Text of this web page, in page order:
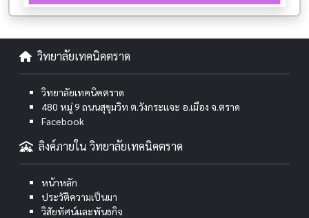
วิทยาลัยเทคนิคตราด
วิทยาลัยเทคนิคตราด
480 หมู่ 9 ถนนสุขุมวิท ต.วังกระแจะ อ.เมือง จ.ตราด
Facebook
ลิงค์ภายใน วิทยาลัยเทคนิคตราด
หน้าหลัก
ประวัติความเป็นมา
วิสัยทัศน์และพันธกิจ